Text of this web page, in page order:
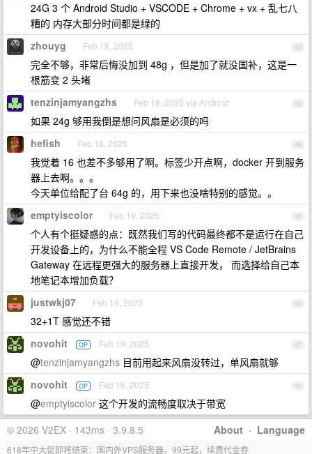
24G 3 个 Android Studio + VSCODE + Chrome + vx + 乱七八
糟的 内存大部分时间都是绿的
42
zhouyg Feb 18, 2025
完全不够，非常后悔没加到 48g ，但是加了就没国补，这是一
根筋变 2 头堵
43
tenzinjamyangzhs Feb 18, 2025 via Android
如果 24g 够用我倒是想问风扇是必须的吗
44
hefish Feb 18, 2025
我觉着 16 也差不多够用了啊。标签少开点啊，docker 开到服务
器上去啊。。。
今天单位给配了台 64g 的，用下来也没啥特别的感觉。。
45
emptyiscolor Feb 19, 2025
个人有个挺疑惑的点：既然我们写的代码最终都不是运行在自己
开发设备上的，为什么不能全程 VS Code Remote / JetBrains
Gateway 在远程更强大的服务器上直接开发， 而选择给自己本
地笔记本增加负载？
46
justwkj07 Feb 19, 2025
32+1T 感觉还不错
47
novohit OP Feb 19, 2025
@tenzinjamyangzhs 目前用起来风扇没转过，单风扇就够
48
novohit OP Feb 19, 2025
@emptyiscolor 这个开发的流畅度取决于带宽
About · Language
© 2026 V2EX · 143ms · 3.9.8.5
618年中大促即将结束：国内外VPS服务器，99元起，续费代金券